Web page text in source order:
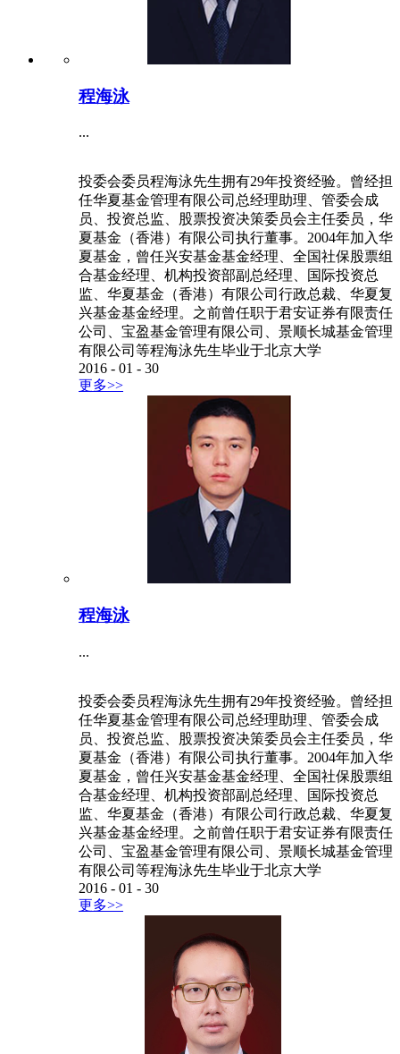
程海泳
...
投委会委员程海泳先生拥有29年投资经验。曾经担
任华夏基金管理有限公司总经理助理、管委会成
员、投资总监、股票投资决策委员会主任委员，华
夏基金（香港）有限公司执行董事。2004年加入华
夏基金，曾任兴安基金基金经理、全国社保股票组
合基金经理、机构投资部副总经理、国际投资总
监、华夏基金（香港）有限公司行政总裁、华夏复
兴基金基金经理。之前曾任职于君安证券有限责任
公司、宝盈基金管理有限公司、景顺长城基金管理
有限公司等程海泳先生毕业于北京大学
2016 - 01 - 30
更多>>
程海泳
...
投委会委员程海泳先生拥有29年投资经验。曾经担
任华夏基金管理有限公司总经理助理、管委会成
员、投资总监、股票投资决策委员会主任委员，华
夏基金（香港）有限公司执行董事。2004年加入华
夏基金，曾任兴安基金基金经理、全国社保股票组
合基金经理、机构投资部副总经理、国际投资总
监、华夏基金（香港）有限公司行政总裁、华夏复
兴基金基金经理。之前曾任职于君安证券有限责任
公司、宝盈基金管理有限公司、景顺长城基金管理
有限公司等程海泳先生毕业于北京大学
2016 - 01 - 30
更多>>